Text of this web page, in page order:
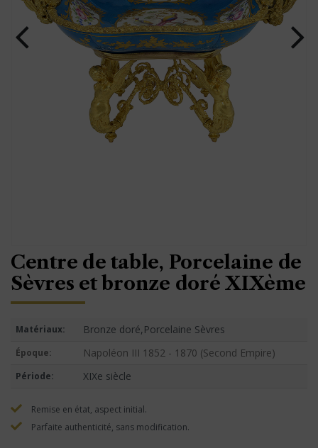
Centre de table, Porcelaine de
Sèvres et bronze doré XIXème
Matériaux: Bronze doré,Porcelaine Sèvres
Époque: Napoléon III 1852 - 1870 (Second Empire)
Période: XIXe siècle
Remise en état, aspect initial.
Parfaite authenticité, sans modification.